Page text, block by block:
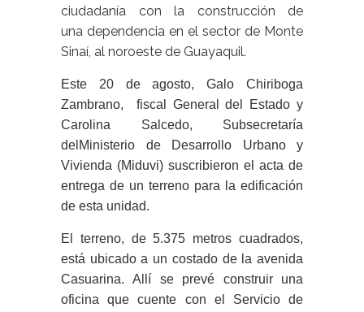
ciudadanía con la construcción de
una dependencia en el sector de Monte
Sinaí, al noroeste de Guayaquil.
Este 20 de agosto, Galo Chiriboga
Zambrano, fiscal General del Estado y
Carolina Salcedo, Subsecretaría
delMinisterio de Desarrollo Urbano y
Vivienda (Miduvi) suscribieron el acta de
entrega de un terreno para la edificación
de esta unidad.
El terreno, de 5.375 metros cuadrados,
está ubicado a un costado de la avenida
Casuarina. Allí se prevé construir una
oficina que cuente con el Servicio de